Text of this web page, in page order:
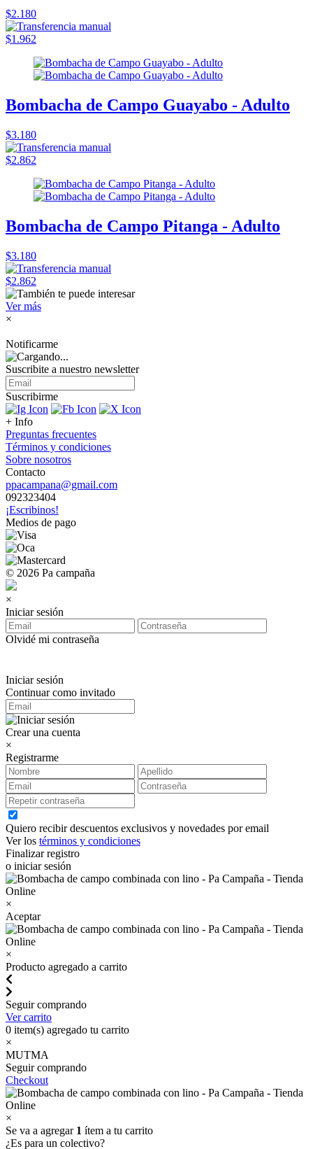
$2.180
$1.962
Bombacha de Campo Guayabo - Adulto
$3.180
$2.862
Bombacha de Campo Pitanga - Adulto
$3.180
$2.862
Ver más
×
Notificarme
Suscribite a nuestro newsletter
Suscribirme
+ Info
Preguntas frecuentes
Términos y condiciones
Sobre nosotros
Contacto
ppacampana@gmail.com
092323404
¡Escribinos!
Medios de pago
© 2026 Pa campaña
×
Iniciar sesión
Olvidé mi contraseña
Iniciar sesión
Continuar como invitado
Crear una cuenta
×
Registrarme
Quiero recibir descuentos exclusivos y novedades por email
Ver los términos y condiciones
Finalizar registro
o iniciar sesión
×
Aceptar
×
Producto agregado a carrito
Seguir comprando
Ver carrito
0 item(s) agregado tu carrito
×
MUTMA
Seguir comprando
Checkout
×
Se va a agregar 1 ítem a tu carrito
¿Es para un colectivo?